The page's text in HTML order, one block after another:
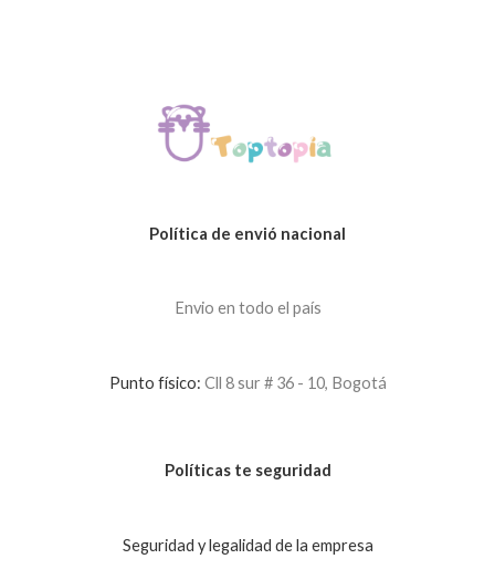
Política de envió nacional
Envio en todo el país
Punto físico: Cll 8 sur # 36 - 10, Bogotá
Políticas te seguridad
Seguridad y legalidad de la empresa